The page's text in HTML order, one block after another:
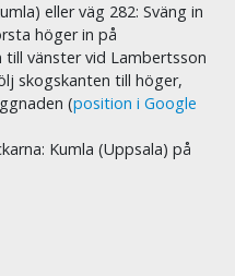
eller väg 282: Sväng in
höger in på
vänster vid Lambertsson
skogskanten till höger,
(position i Google
Kumla (Uppsala) på